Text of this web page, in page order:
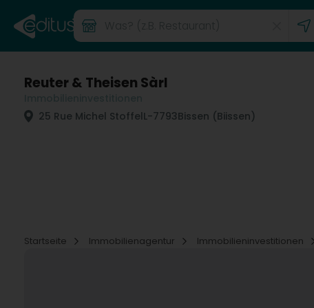
Reuter & Theisen Sàrl
25 Rue Michel StoffelL-7793Bissen (Biissen)
Startseite
Immobilienagentur Immobilieninvestitionen